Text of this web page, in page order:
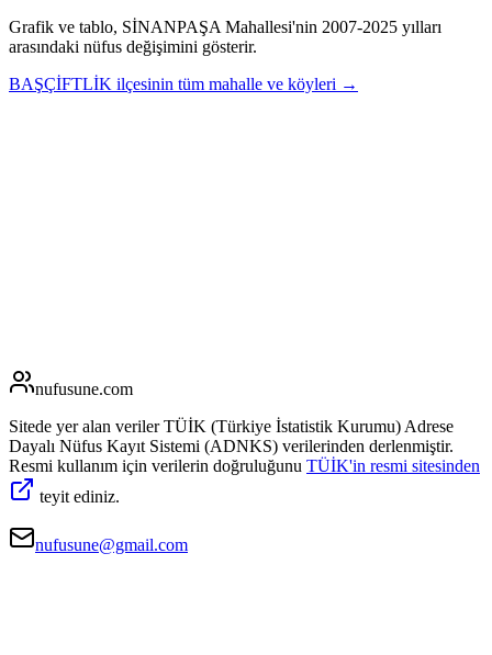
Grafik ve tablo, SİNANPAŞA Mahallesi'nin 2007-2025 yılları
arasındaki nüfus değişimini gösterir.
BAŞÇİFTLİK ilçesinin tüm mahalle ve köyleri →
nufusune.com
Sitede yer alan veriler TÜİK (Türkiye İstatistik Kurumu) Adrese
Dayalı Nüfus Kayıt Sistemi (ADNKS) verilerinden derlenmiştir.
Resmi kullanım için verilerin doğruluğunu TÜİK'in resmi sitesinden
teyit ediniz.
nufusune@gmail.com